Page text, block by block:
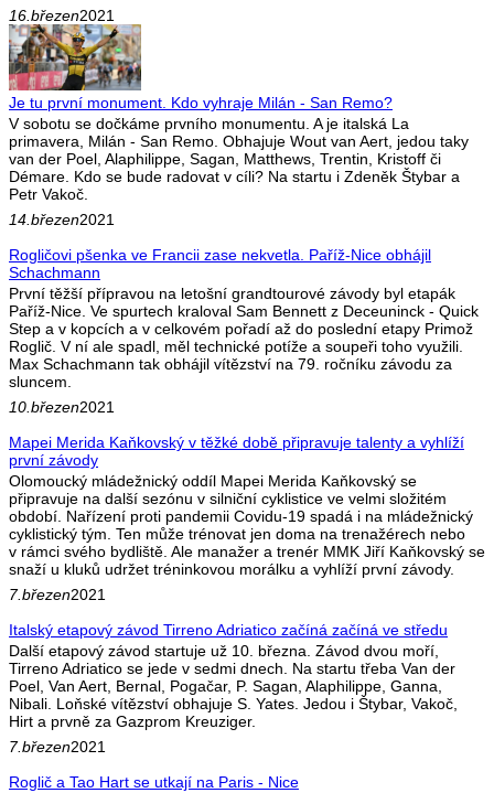
16.březen2021
Je tu první monument. Kdo vyhraje Milán - San Remo?
V sobotu se dočkáme prvního monumentu. A je italská La
primavera, Milán - San Remo. Obhajuje Wout van Aert, jedou taky
van der Poel, Alaphilippe, Sagan, Matthews, Trentin, Kristoff či
Démare. Kdo se bude radovat v cíli? Na startu i Zdeněk Štybar a
Petr Vakoč.
14.březen2021
Rogličovi pšenka ve Francii zase nekvetla. Paříž-Nice obhájil
Schachmann
První těžší přípravou na letošní grandtourové závody byl etapák
Paříž-Nice. Ve spurtech kraloval Sam Bennett z Deceuninck - Quick
Step a v kopcích a v celkovém pořadí až do poslední etapy Primož
Roglič. V ní ale spadl, měl technické potíže a soupeři toho využili.
Max Schachmann tak obhájil vítězství na 79. ročníku závodu za
sluncem.
10.březen2021
Mapei Merida Kaňkovský v těžké době připravuje talenty a vyhlíží
první závody
Olomoucký mládežnický oddíl Mapei Merida Kaňkovský se
připravuje na další sezónu v silniční cyklistice ve velmi složitém
období. Nařízení proti pandemii Covidu-19 spadá i na mládežnický
cyklistický tým. Ten může trénovat jen doma na trenažérech nebo
v rámci svého bydliště. Ale manažer a trenér MMK Jiří Kaňkovský se
snaží u kluků udržet tréninkovou morálku a vyhlíží první závody.
7.březen2021
Italský etapový závod Tirreno Adriatico začíná začíná ve středu
Další etapový závod startuje už 10. března. Závod dvou moří,
Tirreno Adriatico se jede v sedmi dnech. Na startu třeba Van der
Poel, Van Aert, Bernal, Pogačar, P. Sagan, Alaphilippe, Ganna,
Nibali. Loňské vítězství obhajuje S. Yates. Jedou i Štybar, Vakoč,
Hirt a prvně za Gazprom Kreuziger.
7.březen2021
Roglič a Tao Hart se utkají na Paris - Nice